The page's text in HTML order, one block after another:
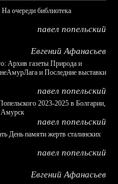
очереди библиотека
павел попельский
Евгений Афанасьев
Архив газеты Природа и
и Последние выставки
павел попельский
2023-2025 в Болгарии,
Амурск
павел попельский
День памяти жертв сталинских
павел попельский
Евгений Афанасьев